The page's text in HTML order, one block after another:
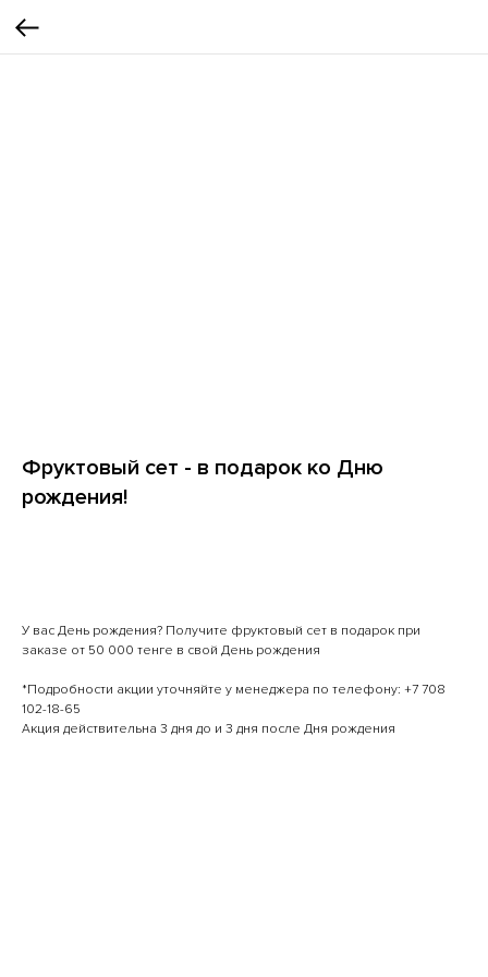
Фруктовый сет - в подарок ко Дню
рождения!
У вас День рождения? Получите фруктовый сет в подарок при
заказе от 50 000 тенге в свой День рождения
*Подробности акции уточняйте у менеджера по телефону: +7 708
102-18-65
Акция действительна 3 дня до и 3 дня после Дня рождения